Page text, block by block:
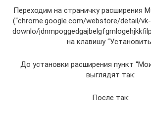
Переходим на страничку расширения
(“chrome.google.com/webstore/detail/
downlo/
на клавишу
До установки расширения пункт
выглядят так:
После так: